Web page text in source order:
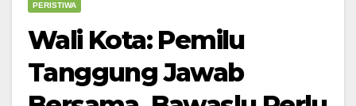
PERISTIWA
Wali Kota: Pemilu
Tanggung Jawab